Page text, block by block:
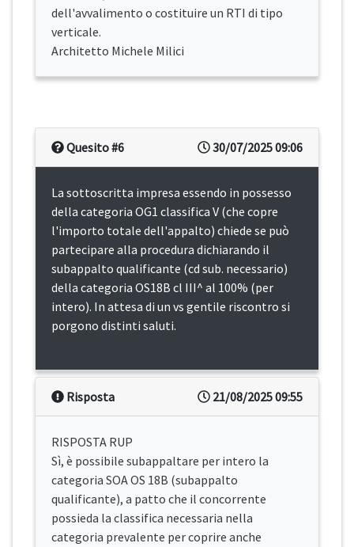
dell'avvalimento o costituire un RTI di tipo
verticale.
Architetto Michele Milici
30/07/2025 09:06
Quesito #6
La sottoscritta impresa essendo in possesso
della categoria OG1 classifica V (che copre
l'importo totale dell'appalto) chiede se può
partecipare alla procedura dichiarando il
subappalto qualificante (cd sub. necessario)
della categoria OS18B cl III^ al 100% (per
intero). In attesa di un vs gentile riscontro si
porgono distinti saluti.
21/08/2025 09:55
Risposta
RISPOSTA RUP
Sì, è possibile subappaltare per intero la
categoria SOA OS 18B (subappalto
qualificante), a patto che il concorrente
possieda la classifica necessaria nella
categoria prevalente per coprire anche